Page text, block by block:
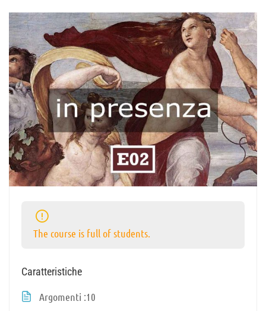
The course is full of students.
Caratteristiche
Argomenti 10